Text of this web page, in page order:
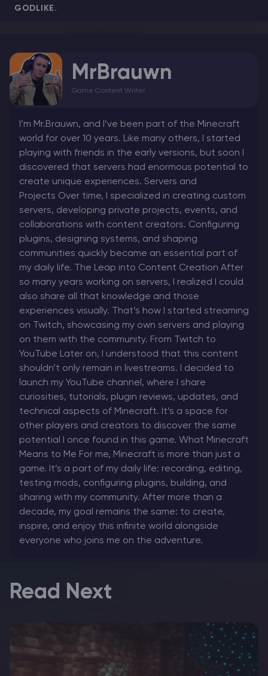
GODLIKE.
MrBrauwn
Game Content Writer
I’m Mr.Brauwn, and I’ve been part of the Minecraft
world for over 10 years. Like many others, I started
playing with friends in the early versions, but soon I
discovered that servers had enormous potential to
create unique experiences. Servers and
Projects Over time, I specialized in creating custom
servers, developing private projects, events, and
collaborations with content creators. Configuring
plugins, designing systems, and shaping
communities quickly became an essential part of
my daily life. The Leap into Content Creation After
so many years working on servers, I realized I could
also share all that knowledge and those
experiences visually. That’s how I started streaming
on Twitch, showcasing my own servers and playing
on them with the community. From Twitch to
YouTube Later on, I understood that this content
shouldn’t only remain in livestreams. I decided to
launch my YouTube channel, where I share
curiosities, tutorials, plugin reviews, updates, and
technical aspects of Minecraft. It’s a space for
other players and creators to discover the same
potential I once found in this game. What Minecraft
Means to Me For me, Minecraft is more than just a
game. It’s a part of my daily life: recording, editing,
testing mods, configuring plugins, building, and
sharing with my community. After more than a
decade, my goal remains the same: to create,
inspire, and enjoy this infinite world alongside
everyone who joins me on the adventure.
Read Next